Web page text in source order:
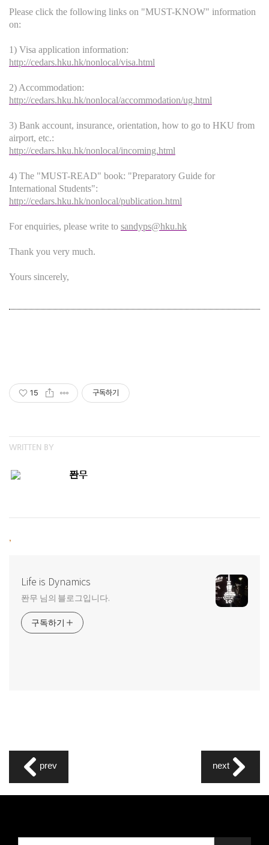
Please click the following links on "MUST-KNOW" information
on:
1) Visa application information:
http://cedars.hku.hk/nonlocal/visa.html
2) Accommodation:
http://cedars.hku.hk/nonlocal/accommodation/ug.html
3) Bank account, insurance, orientation, how to go to HKU from
airport, etc.:
http://cedars.hku.hk/nonlocal/incoming.html
4) The "MUST-READ" book: "Preparatory Guide for
International Students":
http://cedars.hku.hk/nonlocal/publication.html
For enquiries, please write to sandyps@hku.hk
Thank you very much.
Yours sincerely,
15 구독하기
WRITTEN BY
퐌무
Life is Dynamics
퐌무 님의 블로그입니다.
구독하기
prev next